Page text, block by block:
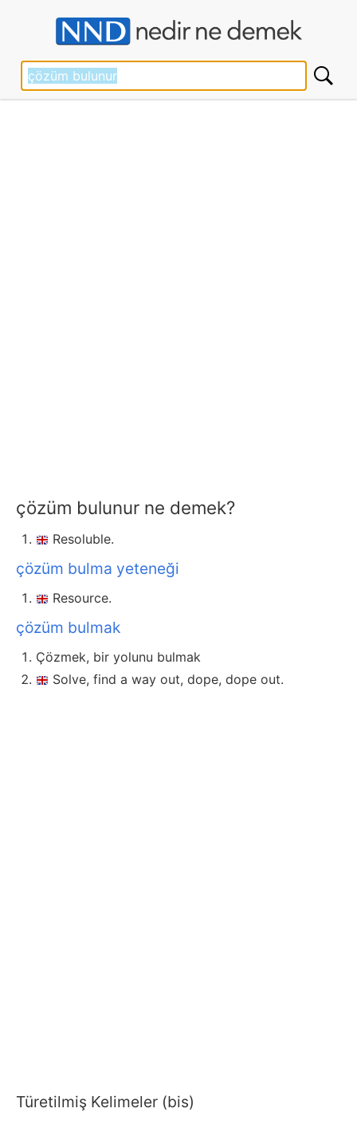
çözüm bulunur ne demek?
Resoluble.
çözüm bulma yeteneği
Resource.
çözüm bulmak
Çözmek, bir yolunu bulmak
Solve, find a way out, dope, dope out.
Türetilmiş Kelimeler (bis)